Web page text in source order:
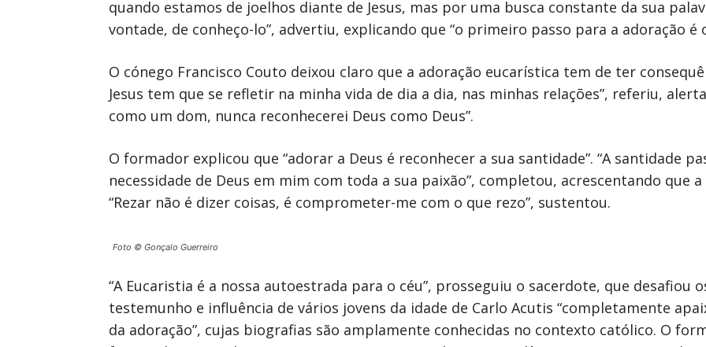
quando estamos de joelhos diante de Jesus, mas por uma busca constante da sua
vontade, de conheço-lo”, advertiu, explicando que “o primeiro passo para a adoração é
O cónego Francisco Couto deixou claro que a adoração eucarística tem de ter
Jesus tem que se refletir na minha vida de dia a dia, nas minhas relações”, referiu,
como um dom, nunca reconhecerei Deus como Deus”.
O formador explicou que “adorar a Deus é reconhecer a sua santidade”. “A santidade
necessidade de Deus em mim com toda a sua paixão”, completou, acrescentando que a
“Rezar não é dizer coisas, é comprometer-me com o que rezo”, sustentou.
Foto © Gonçalo Guerreiro
“A Eucaristia é a nossa autoestrada para o céu”, prosseguiu o sacerdote, que desafiou
testemunho e influência de vários jovens da idade de Carlo Acutis “completamente
da adoração”, cujas biografias são amplamente conhecidas no contexto católico. O